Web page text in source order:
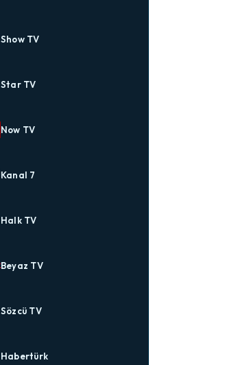
Show TV
Star TV
Now TV
Kanal 7
Halk TV
Beyaz TV
Sözcü TV
Habertürk